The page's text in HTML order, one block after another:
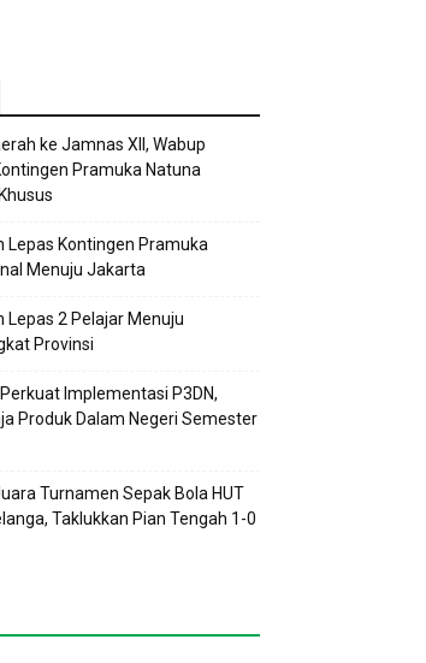
ke Jamnas XII, Wabup
Pramuka Natuna
Lepas Kontingen Pramuka
Menuju Jakarta
Lepas 2 Pelajar Menuju
Provinsi
Implementasi P3DN,
Produk Dalam Negeri Semester
Turnamen Sepak Bola HUT
Taklukkan Pian Tengah 1-0